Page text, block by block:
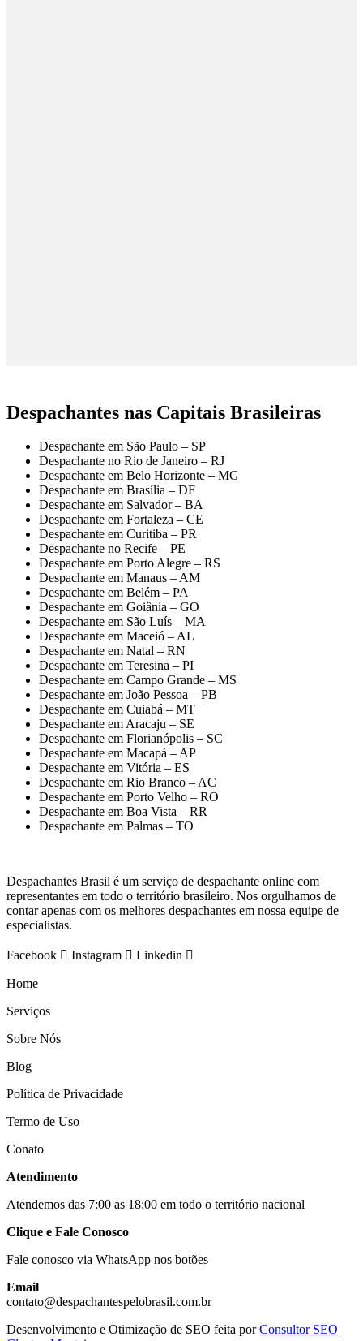
Despachantes nas Capitais Brasileiras
Despachante em São Paulo – SP
Despachante no Rio de Janeiro – RJ
Despachante em Belo Horizonte – MG
Despachante em Brasília – DF
Despachante em Salvador – BA
Despachante em Fortaleza – CE
Despachante em Curitiba – PR
Despachante no Recife – PE
Despachante em Porto Alegre – RS
Despachante em Manaus – AM
Despachante em Belém – PA
Despachante em Goiânia – GO
Despachante em São Luís – MA
Despachante em Maceió – AL
Despachante em Natal – RN
Despachante em Teresina – PI
Despachante em Campo Grande – MS
Despachante em João Pessoa – PB
Despachante em Cuiabá – MT
Despachante em Aracaju – SE
Despachante em Florianópolis – SC
Despachante em Macapá – AP
Despachante em Vitória – ES
Despachante em Rio Branco – AC
Despachante em Porto Velho – RO
Despachante em Boa Vista – RR
Despachante em Palmas – TO
Despachantes Brasil é um serviço de despachante online com
representantes em todo o território brasileiro. Nos orgulhamos de
contar apenas com os melhores despachantes em nossa equipe de
especialistas.
Facebook Instagram Linkedin
Home
Serviços
Sobre Nós
Blog
Política de Privacidade
Termo de Uso
Conato
Atendimento
Atendemos das 7:00 as 18:00 em todo o território nacional
Clique e Fale Conosco
Fale conosco via WhatsApp nos botões
Email
contato@despachantespelobrasil.com.br
Desenvolvimento e Otimização de SEO feita porConsultor SEO